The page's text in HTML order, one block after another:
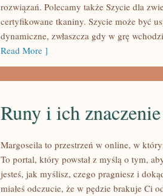
rozwiązań. Polecamy także Szycie dla
certyfikowane tkaniny. Szycie może być
dynamiczne, zwłaszcza gdy w grę
Read More ]
Runy i ich znaczenie
Margoseila to przestrzeń w online, w
To portal, który powstał z myślą o tym,
jesteś, jak myślisz, czego pragniesz i
miałeś odczucie, że w pędzie brakuje Ci